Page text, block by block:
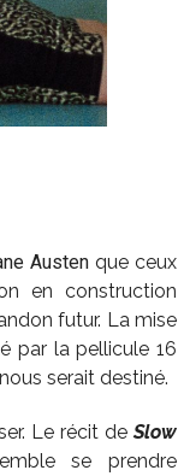
Austen que ceux
en construction
futur. La mise
par la pellicule 16
serait destiné.
Le récit de Slow
se prendre